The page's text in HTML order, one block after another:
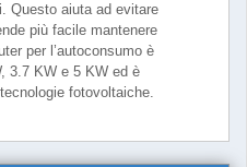
Questo aiuta ad evitare
più facile mantenere
per l’autoconsumo è
3.7 KW e 5 KW ed è
fotovoltaiche.